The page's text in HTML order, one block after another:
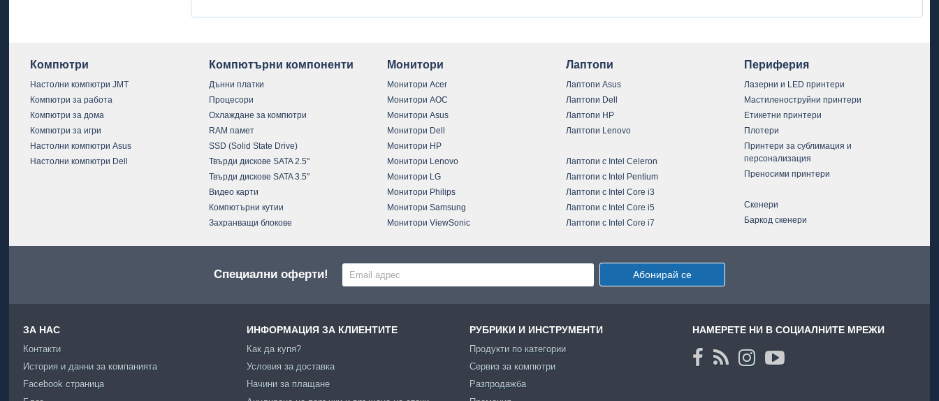
Компютри
Настолни компютри JMT
Компютри за работа
Компютри за дома
Компютри за игри
Настолни компютри Asus
Настолни компютри Dell
Компютърни компоненти
Дънни платки
Процесори
Охлаждане за компютри
RAM памет
SSD (Solid State Drive)
Твърди дискове SATA 2.5"
Твърди дискове SATA 3.5"
Видео карти
Компютърни кутии
Захранващи блокове
Монитори
Монитори Acer
Монитори AOC
Монитори Asus
Монитори Dell
Монитори HP
Монитори Lenovo
Монитори LG
Монитори Philips
Монитори Samsung
Монитори ViewSonic
Лаптопи
Лаптопи Asus
Лаптопи Dell
Лаптопи HP
Лаптопи Lenovo
Лаптопи с Intel Celeron
Лаптопи с Intel Pentium
Лаптопи с Intel Core i3
Лаптопи с Intel Core i5
Лаптопи с Intel Core i7
Периферия
Лазерни и LED принтери
Мастиленоструйни принтери
Етикетни принтери
Плотери
Принтери за сублимация и
персонализация
Преносими принтери
Скенери
Баркод скенери
Специални оферти! Абонирай се
ЗА НАС
Контакти
История и данни за компанията
Facebook страница
ИНФОРМАЦИЯ ЗА КЛИЕНТИТЕ
Как да купя?
Условия за доставка
Начини за плащане
РУБРИКИ И ИНСТРУМЕНТИ
Продукти по категории
Сервиз за компютри
Разпродажба
НАМЕРЕТЕ НИ В СОЦИАЛНИТЕ МРЕЖИ